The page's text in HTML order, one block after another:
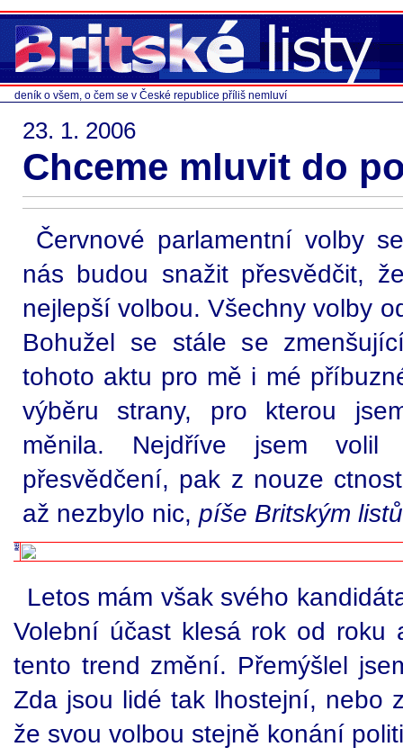
deník o všem, o čem se v České republice příliš nemluví
23. 1. 2006
Chceme mluvit do
Červnové parlamentní volby
nás budou snažit přesvědčit,
nejlepší volbou. Všechny volby
Bohužel se stále se
tohoto aktu pro mě i mé
výběru strany, pro kterou
měnila. Nejdříve jsem volil
přesvědčení, pak z nouze
až nezbylo nic, píše Britským
Letos mám však svého
Volební účast klesá rok od roku
tento trend změní. Přemýšlel
Zda jsou lidé tak lhostejní, nebo
že svou volbou stejně konání